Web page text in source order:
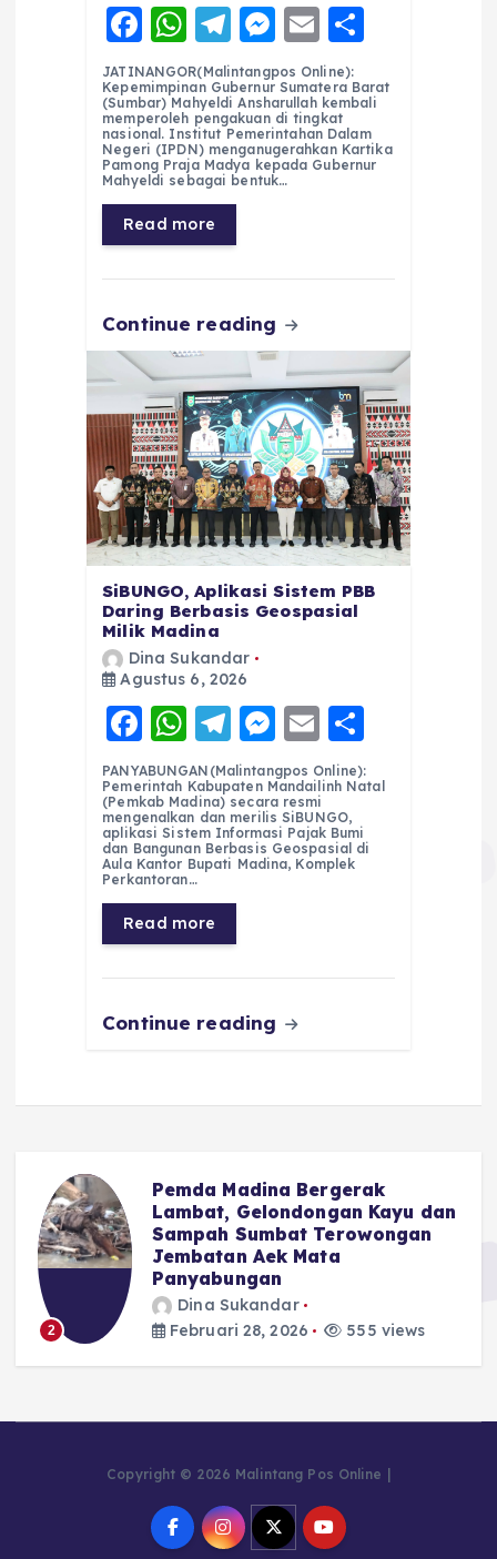
F
a
c
e
b
o
o
k
W
h
a
ts
A
p
p
T
el
e
g
r
a
m
M
e
ss
e
n
E
m
ai
l
a
re
JATINANGOR(Malintangpos Online):
Kepemimpinan Gubernur Sumatera Barat
(Sumbar) Mahyeldi Ansharullah kembali
memperoleh pengakuan di tingkat
nasional. Institut Pemerintahan Dalam
Negeri (IPDN) menganugerahkan Kartika
Pamong Praja Madya kepada Gubernur
Mahyeldi sebagai bentuk…
Read more
Continue reading
SiBUNGO, Aplikasi Sistem PBB
Daring Berbasis Geospasial
Milik Madina
Dina Sukandar
Agustus 6, 2026
F
a
c
e
b
o
o
k
W
h
a
ts
A
p
p
T
el
e
g
r
a
m
M
e
ss
e
n
E
m
ai
l
h
a
re
PANYABUNGAN(Malintangpos Online):
Pemerintah Kabupaten Mandailinh Natal
(Pemkab Madina) secara resmi
mengenalkan dan merilis SiBUNGO,
aplikasi Sistem Informasi Pajak Bumi
dan Bangunan Berbasis Geospasial di
Aula Kantor Bupati Madina, Komplek
Perkantoran…
Read more
Continue reading
2
Pemda Madina Bergerak
Lambat, Gelondongan Kayu dan
Sampah Sumbat Terowongan
Jembatan Aek Mata
Panyabungan
Dina Sukandar
Februari 28, 2026
555 views
Copyright © 2026 Malintang Pos Online |